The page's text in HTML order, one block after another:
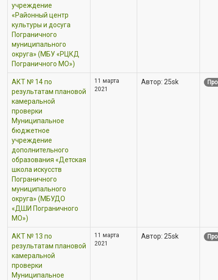
учреждение
«Районный центр
культуры и досуга
Пограничного
муниципального
округа» (МБУ «РЦКД
Пограничного МО»)
АКТ № 14 по
результатам плановой
камеральной
проверки
Муниципальное
бюджетное
учреждение
дополнительного
образования «Детская
школа искусств
Пограничного
муниципального
округа» (МБУДО
«ДШИ Пограничного
МО»)
11 марта
2021
Автор: 25sk
АКТ № 13 по
результатам плановой
камеральной
проверки
Муниципальное
11 марта
2021
Автор: 25sk